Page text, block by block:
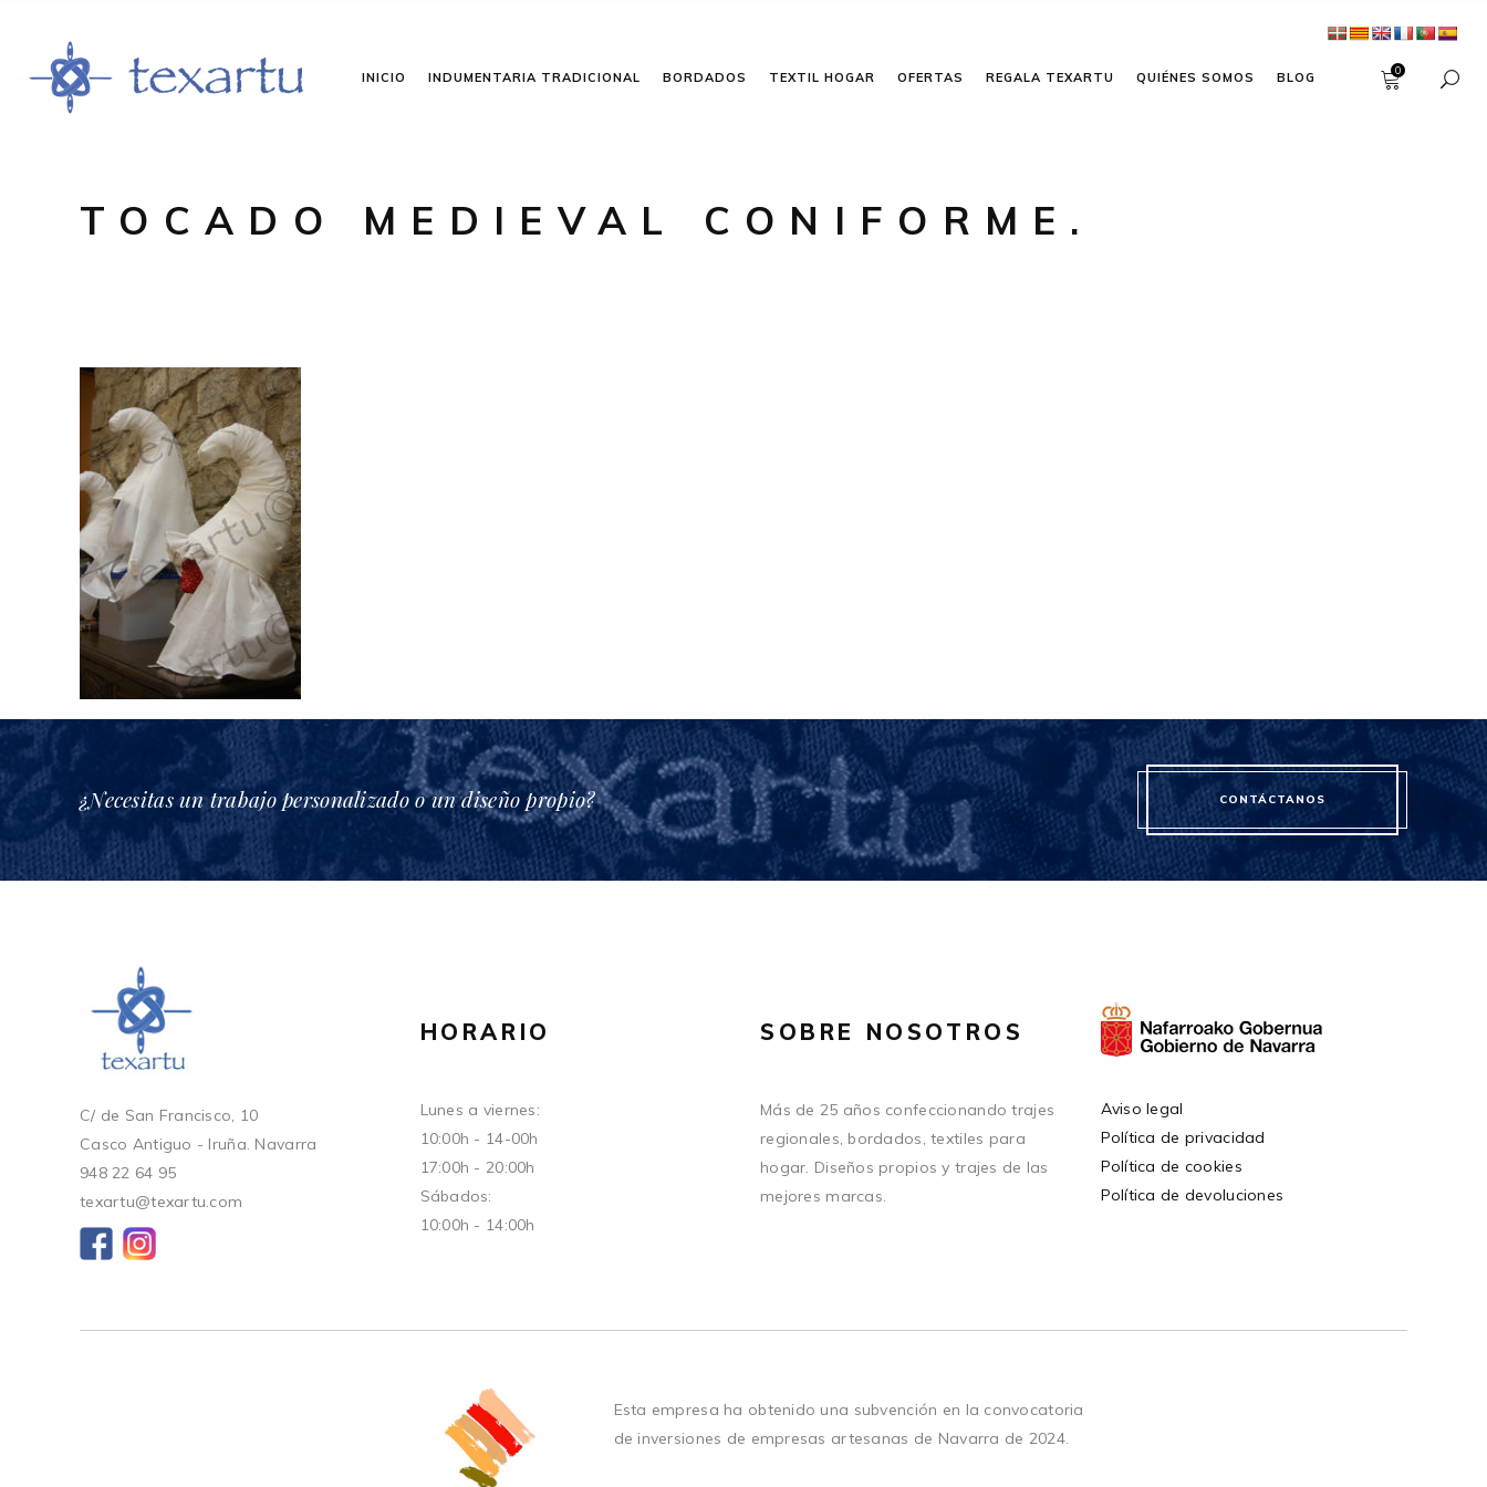
INICIO INDUMENTARIA TRADICIONAL BORDADOS TEXTIL HOGAR OFERTAS REGALA TEXARTU QUIÉNES SOMOS BLOG 0
TOCADO MEDIEVAL CONIFORME.
¿Necesitas un trabajo personalizado o un diseño propio? CONTÁCTANOS
C/ de San Francisco, 10
Casco Antiguo - Iruña. Navarra
948 22 64 95
texartu@texartu.com
HORARIO
Lunes a viernes:
10:00h - 14-00h
17:00h - 20:00h
Sábados:
10:00h - 14:00h
SOBRE NOSOTROS
Más de 25 años confeccionando trajes
regionales, bordados, textiles para
hogar. Diseños propios y trajes de las
mejores marcas.
Aviso legal
Política de privacidad
Política de cookies
Política de devoluciones
Esta empresa ha obtenido una subvención en la convocatoria
de inversiones de empresas artesanas de Navarra de 2024.